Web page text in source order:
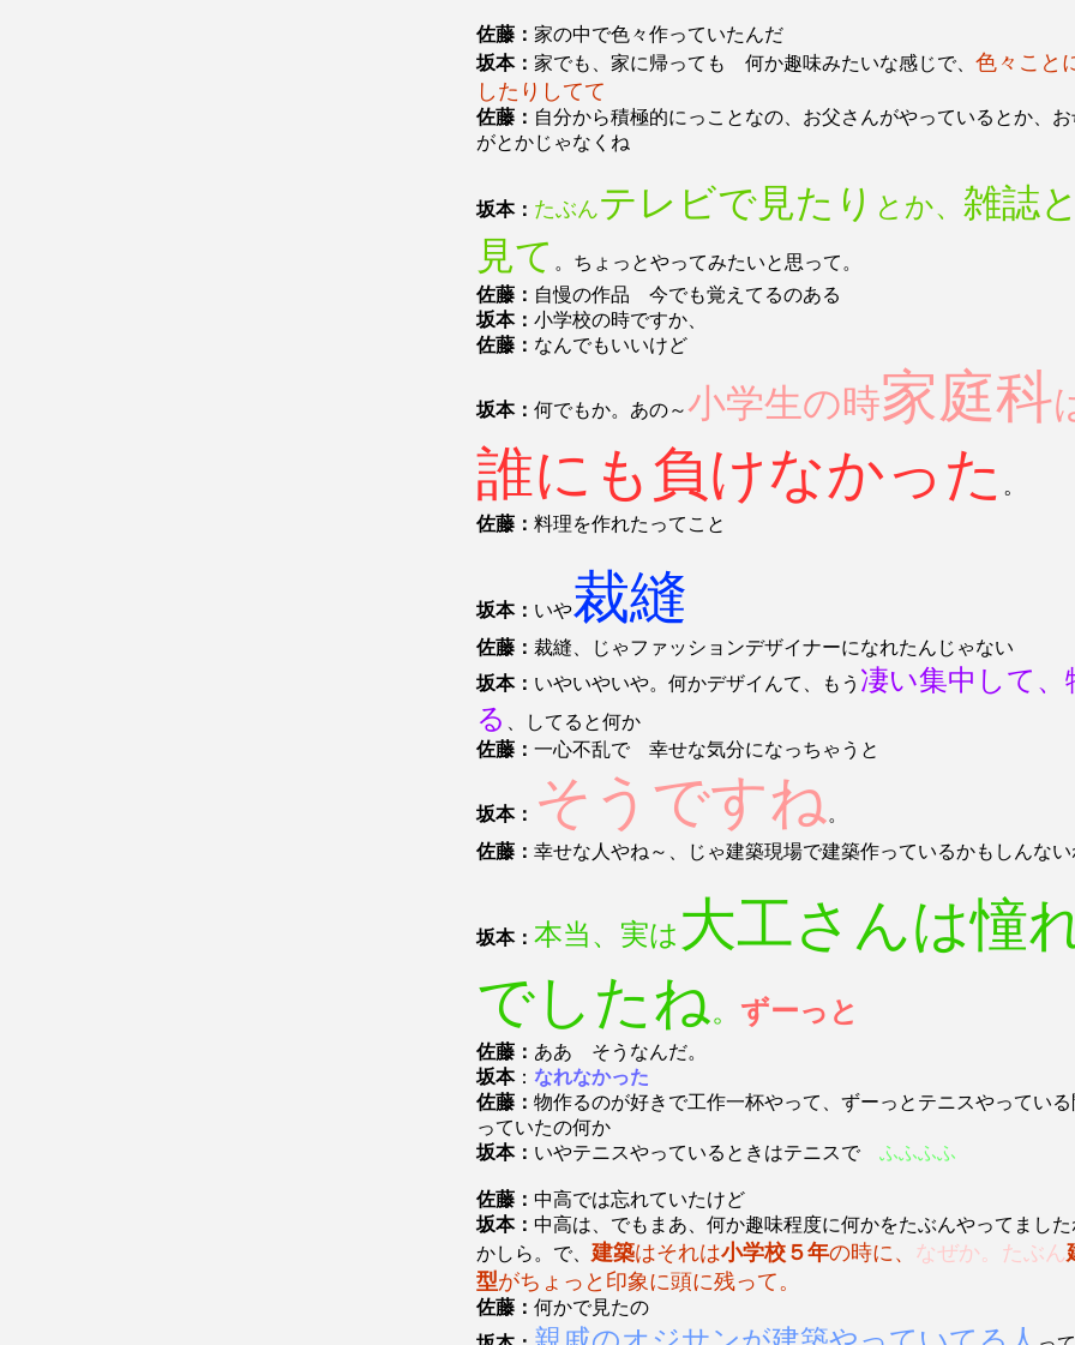
佐藤： 家の中で色々作っていたんだ
坂本： 家でも、家に帰っても 何か趣味みたいな感じで、 色々こと
したりしてて
佐藤： 自分から積極的にっことなの、お父さんがやっているとか、
がとかじゃなくね
坂本： たぶんテレビで見たり とか、 雑誌
見て 。ちょっとやってみたいと思って。
佐藤： 自慢の作品 今でも覚えてるのある
坂本： 小学校の時ですか、
佐藤： なんでもいいけど
坂本： 何でもか。あの～小学生の時家庭科
誰にも負けなかった 。
佐藤： 料理を作れたってこと
坂本： いや裁縫
佐藤： 裁縫、じゃファッションデザイナーになれたんじゃない
坂本： いやいやいや。何かデザイんて、もう 凄い集中して、
る
、してると何か
佐藤： 一心不乱で 幸せな気分になっちゃうと
坂本： そうですね 。
佐藤： 幸せな人やね～、じゃ建築現場で建築作っているかもしんない
坂本： 本当、実は 大工さんは憧
でしたね。 ずーっと
佐藤： ああ そうなんだ。
坂本： なれなかった
佐藤： 物作るのが好きで工作一杯やって、ずーっとテニスやってい
っていたの何か
坂本： いやテニスやっているときはテニスで ふふふふ
佐藤： 中高では忘れていたけど
坂本： 中高は、でもまあ、何か趣味程度に何かをたぶんやってまし
かしら。で、 建築はそれは小学校５年の時に、 なぜか。たぶん
型がちょっと印象に頭に残って。
佐藤： 何かで見たの